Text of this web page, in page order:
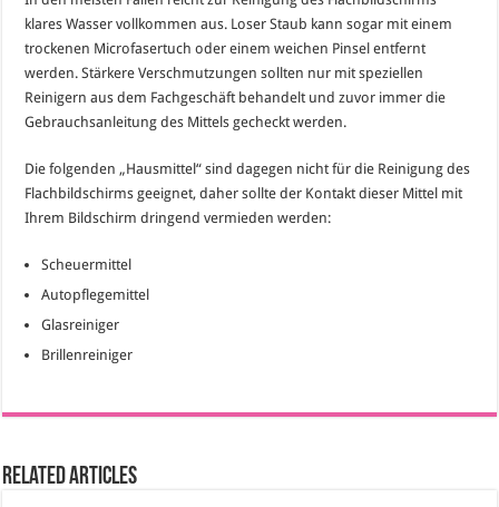
klares Wasser vollkommen aus. Loser Staub kann sogar mit einem
trockenen Microfasertuch oder einem weichen Pinsel entfernt
werden. Stärkere Verschmutzungen sollten nur mit speziellen
Reinigern aus dem Fachgeschäft behandelt und zuvor immer die
Gebrauchsanleitung des Mittels gecheckt werden.
Die folgenden „Hausmittel“ sind dagegen nicht für die Reinigung des
Flachbildschirms geeignet, daher sollte der Kontakt dieser Mittel mit
Ihrem Bildschirm dringend vermieden werden:
Scheuermittel
Autopflegemittel
Glasreiniger
Brillenreiniger
Related Articles